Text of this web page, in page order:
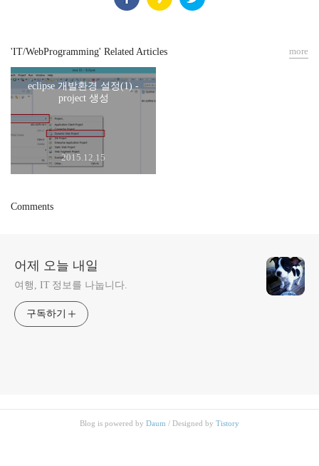
'IT/WebProgramming' Related Articles
eclipse 개발환경 설정(1) -
project 생성
2015.12.15
more
Comments
어제 오늘 내일
여행, IT 정보를 나눕니다.
구독하기
Blog is powered by Daum / Designed by Tistory